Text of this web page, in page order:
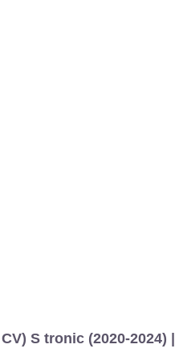
S tronic (2020-2024) |